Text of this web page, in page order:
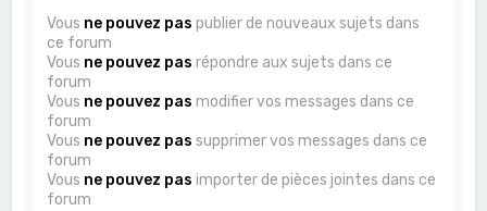
Vous ne pouvez pas publier de nouveaux sujets dans
ce forum
Vous ne pouvez pas répondre aux sujets dans ce
forum
Vous ne pouvez pas modifier vos messages dans ce
forum
Vous ne pouvez pas supprimer vos messages dans ce
forum
Vous ne pouvez pas importer de pièces jointes dans ce
forum